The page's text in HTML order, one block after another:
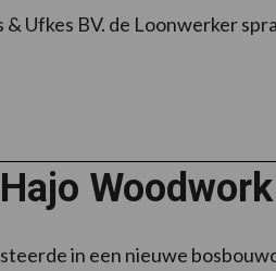
Ufkes BV. de Loonwerker
Woodwork
in een nieuwe